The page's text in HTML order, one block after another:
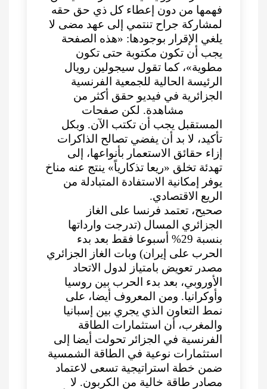
فهمها من دون إعطاء كل ذي حق حقه
لمشاركة جراح تنتمي إلى عهد مضى لا
يلغي الإقرار بوجودها: «هذه الصفحة
يجب أن تكون مكتوبة حتى تكون
مطوية»، كما تقول سيجولين رويال
الرئيسة الحالية للجمعية الفرنسية
الجزائرية في فيديو حقق أكثر من
220000 مشاهدة. لكن صفحات
المستقبل يجب أن تكتب الآن. وبكل
تأكيد، لا بد أن يفضي تصالح الذاكرات
إزاء حقائق الاستعمار بأنواعها، إلى
تهدئة تخلق «ريعا تذكارياً» ينتج عنه مناخ
يوفر إمكانية الاستفادة المتبادلة من
الريع الاقتصادي.
صحيح، تعتمد فرنسا على الغاز
الجزائري المسال (تدرجت وارداتها
بنسبة 29% أسبوعا فقط بعد بدء
الحرب على إيران) وبات الغاز الجزائري
مصدر تعويض بامتياز لدول الاتحاد
الأوروبي، بعد بدء الحرب بين روسيا
وأوكرانيا. ومن المعروف أيضا، على
نمط التعاون الذي يجري بين إسبانيا
والمغرب، أن استثمارات الطاقة
الفرنسية في الجزائر تحولت أيضا إلى
استثمارات نوعية في الطاقة الشمسية
ضمن خطة استراتيجية تسعى لاعتماد
مصادر طاقة خالية من الكربون. لا